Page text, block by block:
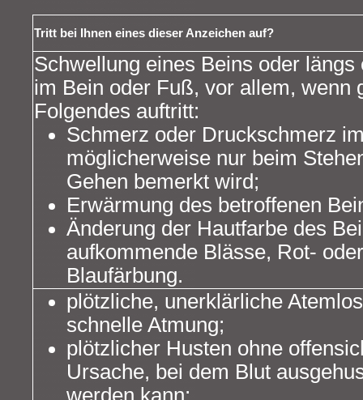
Tritt bei Ihnen eines dieser Anzeichen auf?
Schwellung eines Beins oder längs
im Bein oder Fuß, vor allem, wenn
Folgendes auftritt:
Schmerz oder Druckschmerz
möglicherweise nur beim
Gehen bemerkt wird;
Erwärmung des betroffenen
Änderung der Hautfarbe des
aufkommende Blässe, Rot- oder
Blaufärbung.
plötzliche, unerklärliche
schnelle Atmung;
plötzlicher Husten ohne
Ursache, bei dem Blut